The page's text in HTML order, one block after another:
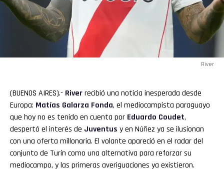
River
(BUENOS AIRES).- Riverrecibió una noticia inesperada desde
Europa: Matías Galarza Fonda, el mediocampista paraguayo
que hoy no es tenido en cuenta por Eduardo Coudet,
despertó el interés de Juventus y en Núñez ya se ilusionan
con una oferta millonaria. El volante apareció en el radar del
conjunto de Turín como una alternativa para reforzar su
mediocampo, y las primeras averiguaciones ya existieron.